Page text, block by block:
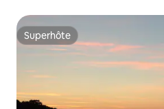
Superhôte
Superhôte